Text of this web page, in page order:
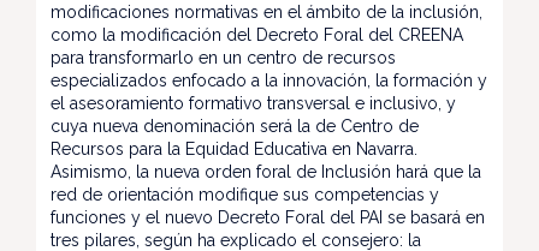
modificaciones normativas en el ámbito de la inclusión,
como la modificación del Decreto Foral del CREENA
para transformarlo en un centro de recursos
especializados enfocado a la innovación, la formación y
el asesoramiento formativo transversal e inclusivo, y
cuya nueva denominación será la de Centro de
Recursos para la Equidad Educativa en Navarra.
Asimismo, la nueva orden foral de Inclusión hará que la
red de orientación modifique sus competencias y
funciones y el nuevo Decreto Foral del PAI se basará en
tres pilares, según ha explicado el consejero: la